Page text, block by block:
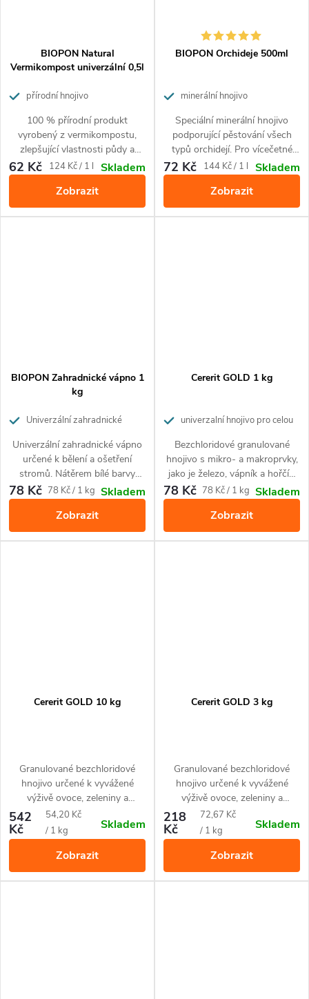
BIOPON Natural
Vermikompost univerzální 0,5l
přírodní hnojivo
100 % přírodní produkt
vyrobený z vermikompostu,
zlepšující vlastnosti půdy a
obohacující půdu o živiny.
Zajišťuje krásný vzhled rostlin.
Je určený pro použití při
pěstování všech druhů
okrasných rostlin a zeleniny.
62 Kč
Měrná
124 Kč / 1 l
Skladem
Zobrazit
BIOPON Orchideje 500ml
minerální hnojivo
Speciální minerální hnojivo
podporující pěstování všech
typů orchidejí. Pro vícečetné
kvetení a krásnou barvu listů.
72 Kč
Měrná
144 Kč / 1 l
Skladem
Zobrazit
BIOPON Zahradnické vápno 1
kg
Univerzální zahradnické
odkyselení půdy
Univerzální zahradnické vápno
určené k bělení a ošetření
stromů. Nátěrem bílé barvy
chrání okrasné a ovocné
stromy před poškozením
sluncem a zároveň snižuje
kyselost půdy, jejíž pH je příliš
nízké. Ošetření stromů vápnem
78 Kč Měrná
78 Kč / 1 kg Skladem
Zobrazit
Cererit GOLD 1 kg
univerzalní hnojivo pro celou
Bezchloridové granulované
hnojivo s mikro- a makroprvky,
jako je železo, vápník a hořčík.
Je určené k výživě ovoce,
zeleniny, chmele a okrasných
rostlin.
78 Kč Měrná
78 Kč / 1 kg Skladem
Zobrazit
Cererit GOLD 10 kg
Granulované bezchloridové
hnojivo určené k vyvážené
výživě ovoce, zeleniny a
okrasných rostlin. U jehličnanů
je účinnou prevencí proti
hnědnutí jehlic.
542
Kč
Měrná
cena:
54,20 Kč
/ 1 kg
Skladem
Zobrazit
Cererit GOLD 3 kg
Granulované bezchloridové
hnojivo určené k vyvážené
výživě ovoce, zeleniny a
okrasných rostlin. U jehličnanů
je účinnou prevencí proti
hnědnutí jehlic.
218
Kč
Měrná
cena:
72,67 Kč
/ 1 kg
Skladem
Zobrazit